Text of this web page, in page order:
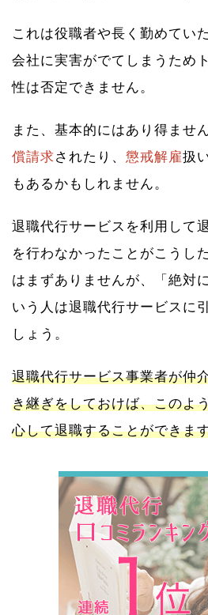
これは役職者や長く勤めてい
会社に実害がでてしまうため
性は否定できません。
また、基本的にはあり得ませ
償請求 されたり、 懲戒解雇扱
もあるかもしれません。
退職代行サービスを利用して
を行わなかったことがこうし
はまずありませんが、「絶対
いう人は退職代行サービスに
しょう。
退職代行サービス事業者が仲
き継ぎをしておけば、このよ
心して退職することができま